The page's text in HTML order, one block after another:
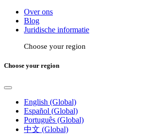
Over ons
Blog
Juridische informatie
Choose your region
Choose your region
English (Global)
Español (Global)
Português (Global)
中文 (Global)